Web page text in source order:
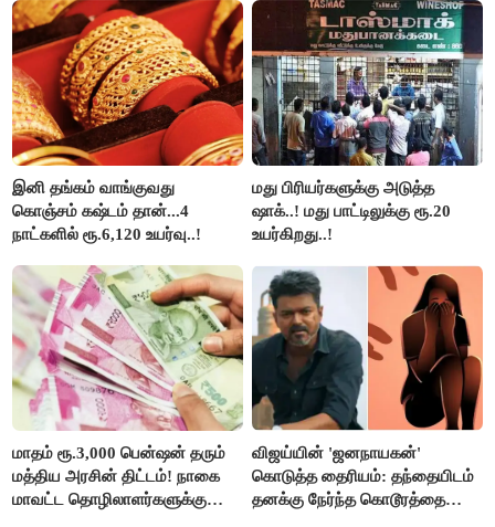
பங்கேற்பார்கள் - மாணிக்கம்
தாகூர்..!!
இனி தங்கம் வாங்குவது
கொஞ்சம் கஷ்டம் தான்...4
நாட்களில் ரூ.6,120 உயர்வு..!
மது பிரியர்களுக்கு அடுத்த
ஷாக்..! மது பாட்டிலுக்கு ரூ.20
உயர்கிறது..!
மாதம் ரூ.3,000 பென்ஷன் தரும்
மத்திய அரசின் திட்டம்! நாகை
மாவட்ட தொழிலாளர்களுக்கு
விஜய்யின் 'ஜனநாயகன்'
கொடுத்த தைரியம்: தந்தையிடம்
தனக்கு நேர்ந்த கொடூரத்தை